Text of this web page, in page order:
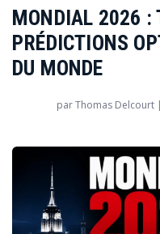
MONDIAL 2026 :
PRÉDICTIONS
DU MONDE
parThomas Delcourt|